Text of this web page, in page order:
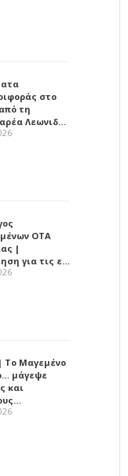
στο
τη
Λεωνιδ…
ΟΤΑ
|
για τις ε…
Το Μαγεμένο
μάγεψε
και